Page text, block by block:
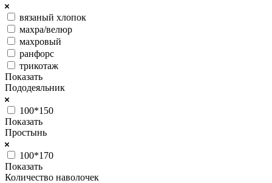
вязаный хлопок
махра/велюр
махровый
ранфорс
трикотаж
Показать
Пододеяльник
100*150
Показать
Простынь
100*170
Показать
Количество наволочек